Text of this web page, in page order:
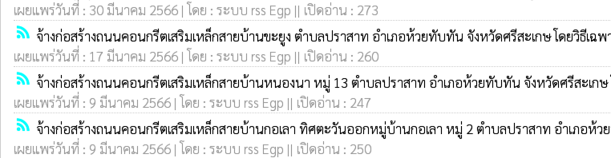
เผยแพร่วันที่ : 30 มีนาคม 2566 | โดย : ระบบ rss Egp || เปิดอ่าน : 273
rss_feed จ้างก่อสร้างถนนคอนกรีตเสริมเหล็กสายบ้านขะยูง ตำบลปราสาท อำเภอห้วยทับทัน จังหวัดศรีสะเกษ โดยวิธีเฉพ
เผยแพร่วันที่ : 17 มีนาคม 2566 | โดย : ระบบ rss Egp || เปิดอ่าน : 260
rss_feed จ้างก่อสร้างถนนคอนกรีตเสริมเหล็กสายบ้านหนองนา หมู่ 13 ตำบลปราสาท อำเภอห้วยทับทัน จังหวัดศรีสะเกษ
เผยแพร่วันที่ : 9 มีนาคม 2566 | โดย : ระบบ rss Egp || เปิดอ่าน : 247
rss_feed จ้างก่อสร้างถนนคอนกรีตเสริมเหล็กสายบ้านกอเลา ทิศตะวันออกหมู่บ้านกอเลา หมู่ 2 ตำบลปราสาท อำเภอห้ว
เผยแพร่วันที่ : 9 มีนาคม 2566 | โดย : ระบบ rss Egp || เปิดอ่าน : 250